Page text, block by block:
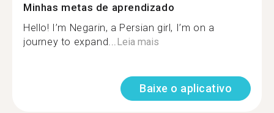
Minhas metas de aprendizado
Hello! I’m Negarin, a Persian girl, I’m on a
journey to expand... Leia mais
Baixe o aplicativo